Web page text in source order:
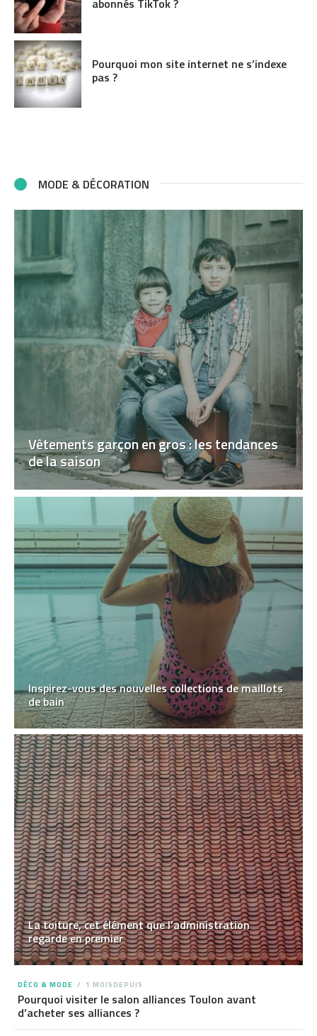
abonnés TikTok ?
Pourquoi mon site internet ne s’indexe
pas ?
MODE & DÉCORATION
Vêtements garçon en gros : les tendances
de la saison
Inspirez-vous des nouvelles collections de maillots
de bain
La toiture, cet élément que l’administration
regarde en premier
DÉCO & MODE 1 MOISDEPUIS
Pourquoi visiter le salon alliances Toulon avant
d’acheter ses alliances ?